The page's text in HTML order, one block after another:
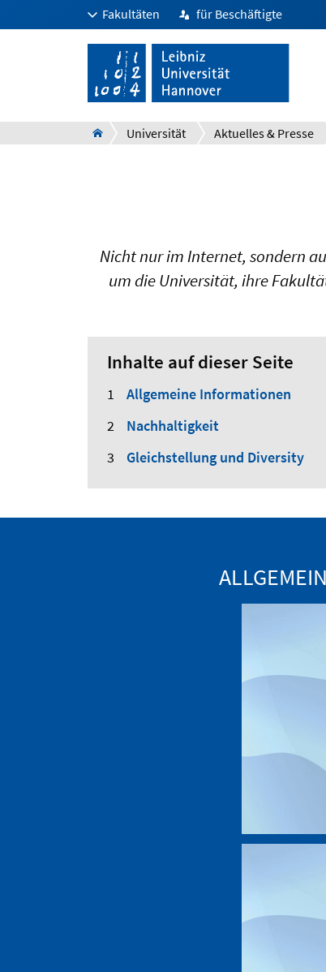
Fakultäten für Beschäftigte
Universität Aktuelles & Presse
Nicht nur im Internet, sondern
um die Universität, ihre
Inhalte auf dieser Seite
Allgemeine Informationen
Nachhaltigkeit
Gleichstellung und Diversity